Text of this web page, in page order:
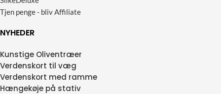
Tjen penge - bliv Affiliate
NYHEDER
Kunstige Oliventræer
Verdenskort til væg
Verdenskort med ramme
Hængekøje på stativ